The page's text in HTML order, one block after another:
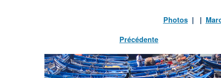
Photos| |
Précédente